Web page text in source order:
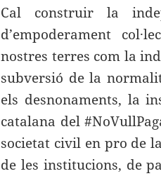
Cal construir la
d’empoderament
nostres terres com la
subversió de la
els desnonaments, la
catalana del
societat civil en pro de
de les institucions, de